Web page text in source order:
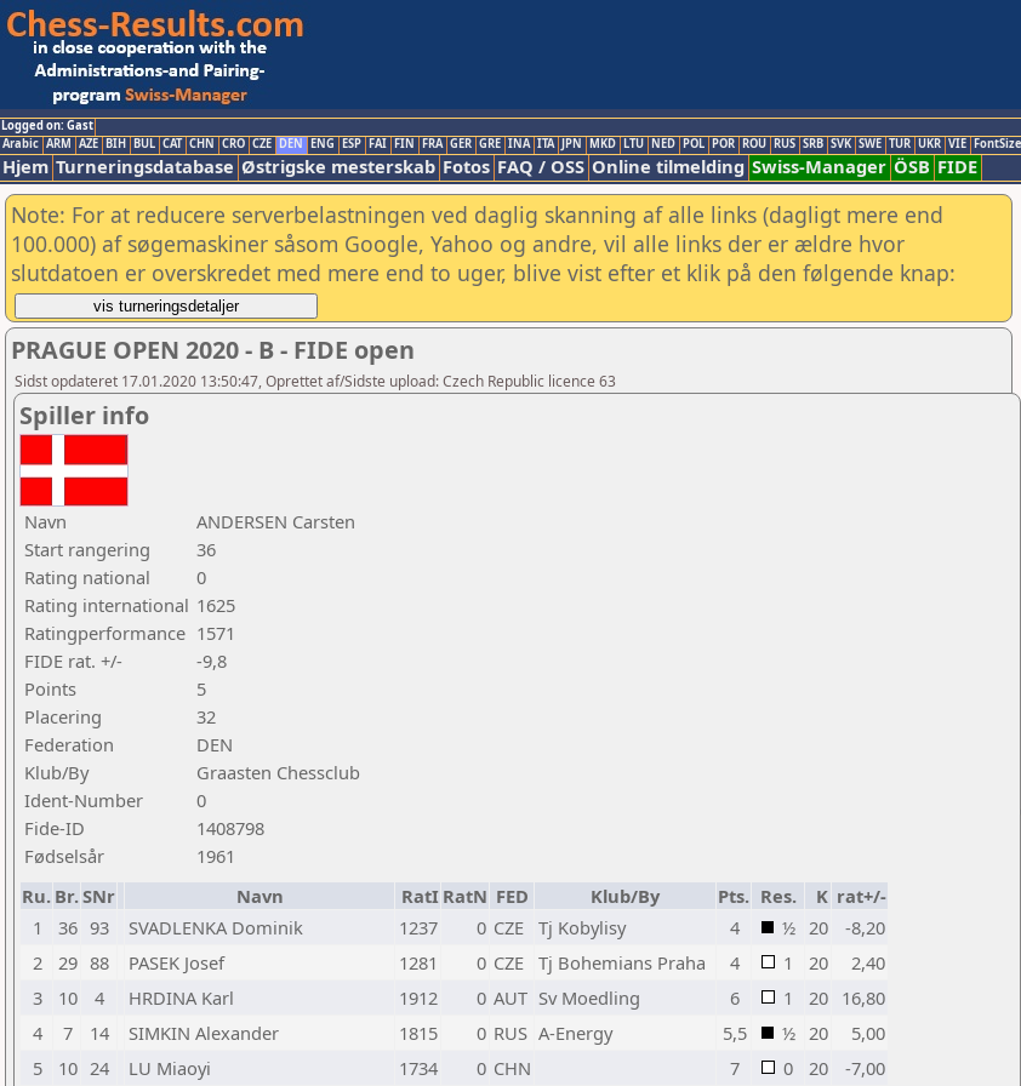
Logged on: Gast
Arabic ARM AZE BIH BUL CAT CHN CRO CZE DEN ENG ESP FAI FIN FRA GER GRE INA ITA JPN MKD LTU NED POL POR ROU RUS SRB SVK SWE TUR UKR VIE
Hjem Turneringsdatabase Østrigske mesterskab Fotos FAQ / OSS Online tilmelding Swiss-Manager ÖSB FIDE
Note: For at reducere serverbelastningen ved daglig skanning af alle links (dagligt mere end
100.000) af søgemaskiner såsom Google, Yahoo og andre, vil alle links der er ældre hvor
slutdatoen er overskredet med mere end to uger, blive vist efter et klik på den følgende knap:
PRAGUE OPEN 2020 - B - FIDE open
Sidst opdateret 17.01.2020 13:50:47, Oprettet af/Sidste upload: Czech Republic licence 63
Spiller info
Navn
ANDERSEN Carsten
Start rangering
36
Rating national
0
Rating international 1625
Ratingperformance 1571
FIDE rat. +/-
-9,8
Points
5
Placering
32
Federation
DEN
Klub/By
Graasten Chessclub
Ident-Number
0
Fide-ID
1408798
Fødselsår
1961
Ru. Br.SNr Navn RatI RatN FED Klub/By Pts. Res. K rat+/-
1
36 93 SVADLENKA Dominik 1237 0 CZE Tj Kobylisy 4 ½ 20
-8,20
2
29 88 PASEK Josef 1281 0 CZE Tj Bohemians Praha 4 1 20
2,40
3
10 4 HRDINA Karl 1912 0 AUT Sv Moedling 6 1 20 16,80
4
7 14 SIMKIN Alexander 1815 0 RUS A-Energy 5,5 ½ 20
5,00
5
10 24 LU Miaoyi 1734 0 CHN 7 0 20 -7,00